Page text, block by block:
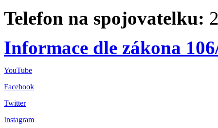
Telefon na spojovatelku:
Informace dle zákona
YouTube
Facebook
Twitter
Instagram